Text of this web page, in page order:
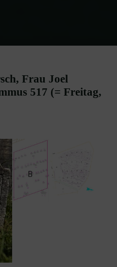
Frau Joel
517 (= Freitag,